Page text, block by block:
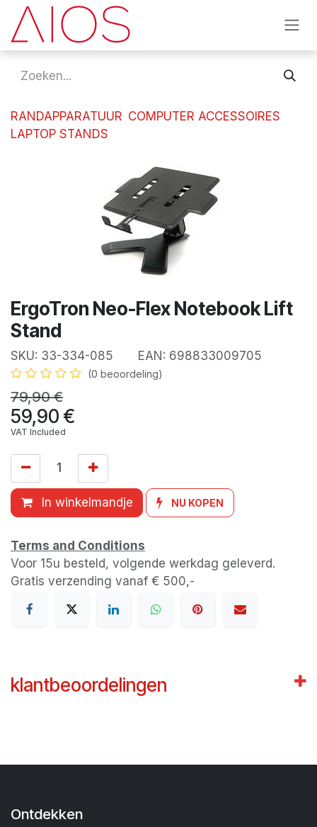
Overslaan naar inhoud
RANDAPPARATUUR COMPUTER ACCESSOIRES
LAPTOP STANDS
ErgoTron Neo-Flex Notebook Lift
Stand
SKU: 33-334-085 EAN: 698833009705
(0 beoordeling)
79,90€
59,90€
VAT Included
In winkelmandje NU KOPEN
Terms and Conditions
Voor 15u besteld, volgende werkdag geleverd.
Gratis verzending vanaf € 500,-
klantbeoordelingen
Ontdekken